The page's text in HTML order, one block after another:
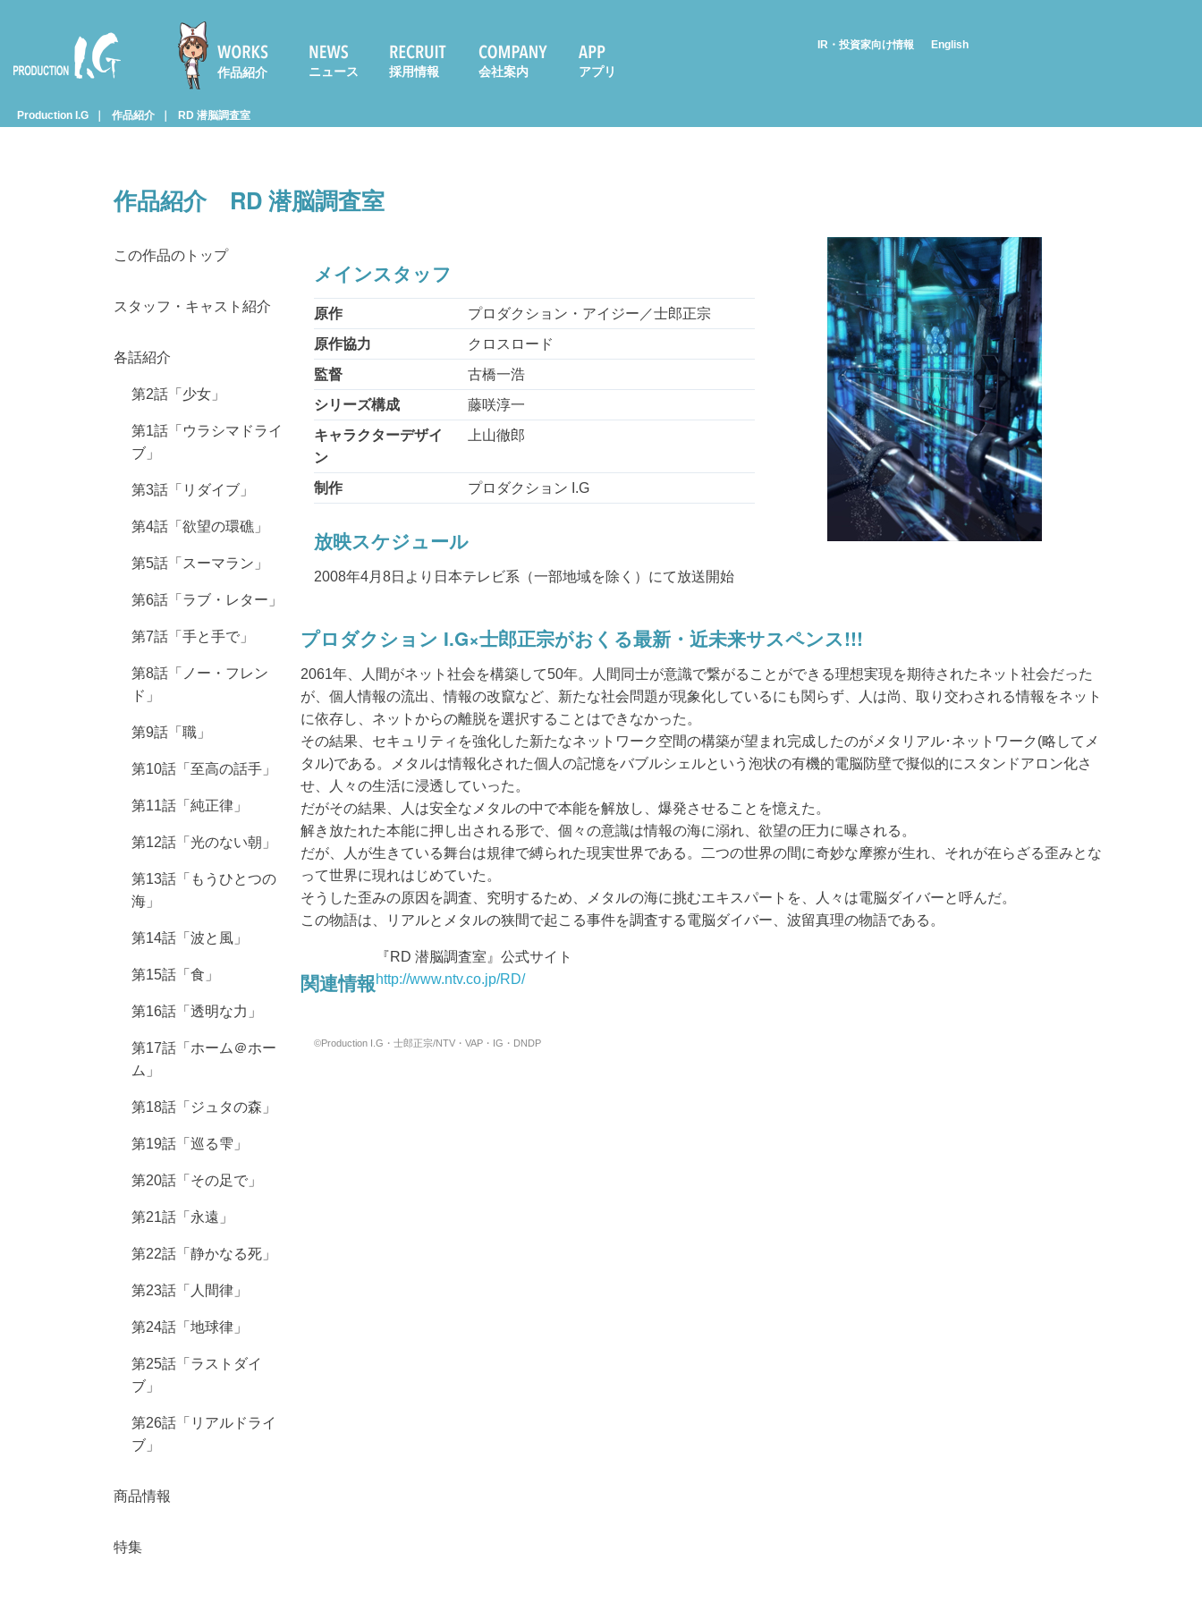
Prod
作品紹介 ニュース 採用情報 会社案内 アプリ
IR・投資家向け情報 English
Production I.G 作品紹介 RD 潜脳調査室
作品紹介 RD 潜脳調査室
この作品のトップ
スタッフ・キャスト紹介
各話紹介
第2話「少女」
第1話「ウラシマドライ
ブ」
第3話「リダイブ」
第4話「欲望の環礁」
第5話「スーマラン」
第6話「ラブ・レター」
第7話「手と手で」
第8話「ノー・フレン
ド」
第9話「職」
第10話「至高の話手」
第11話「純正律」
第12話「光のない朝」
第13話「もうひとつの
海」
第14話「波と風」
第15話「食」
第16話「透明な力」
第17話「ホーム＠ホー
ム」
第18話「ジュタの森」
第19話「巡る雫」
第20話「その足で」
第21話「永遠」
第22話「静かなる死」
第23話「人間律」
第24話「地球律」
第25話「ラストダイ
ブ」
第26話「リアルドライ
ブ」
商品情報
特集
メインスタッフ
原作
プロダクション・アイジー／士郎正宗
原作協力
クロスロード
監督
古橋一浩
シリーズ構成
藤咲淳一
キャラクターデザイ
ン
上山徹郎
制作 プロダクション I.G
放映スケジュール
2008年4月8日より日本テレビ系（一部地域を除く）にて放送開始
プロダクション I.G×士郎正宗がおくる最新・近未来サスペンス!!!
2061年、人間がネット社会を構築して50年。人間同士が意識で繋がることができる理想実現を期待されたネット社会だった
が、個人情報の流出、情報の改竄など、新たな社会問題が現象化しているにも関らず、人は尚、取り交わされる情報をネット
に依存し、ネットからの離脱を選択することはできなかった。
その結果、セキュリティを強化した新たなネットワーク空間の構築が望まれ完成したのがメタリアル･ネットワーク(略してメ
タル)である。メタルは情報化された個人の記憶をバブルシェルという泡状の有機的電脳防壁で擬似的にスタンドアロン化さ
せ、人々の生活に浸透していった。
だがその結果、人は安全なメタルの中で本能を解放し、爆発させることを憶えた。
解き放たれた本能に押し出される形で、個々の意識は情報の海に溺れ、欲望の圧力に曝される。
だが、人が生きている舞台は規律で縛られた現実世界である。二つの世界の間に奇妙な摩擦が生れ、それが在らざる歪みとな
って世界に現れはじめていた。
そうした歪みの原因を調査、究明するため、メタルの海に挑むエキスパートを、人々は電脳ダイバーと呼んだ。
この物語は、リアルとメタルの狭間で起こる事件を調査する電脳ダイバー、波留真理の物語である。
関連情報
『RD 潜脳調査室』公式サイト
http://www.ntv.co.jp/RD/
©Production I.G・士郎正宗/NTV・VAP・IG・DNDP